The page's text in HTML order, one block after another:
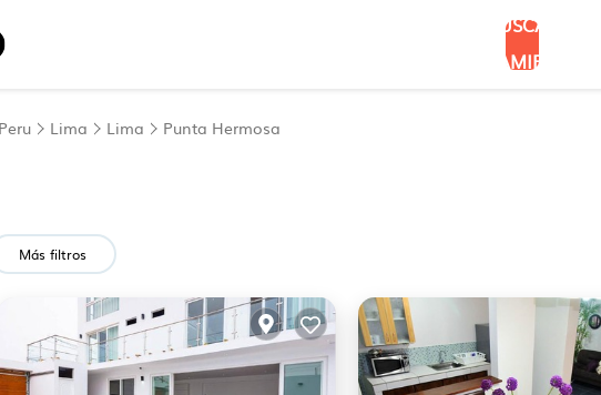
BUSCAR
ALOJAMIENTOS
Peru Lima Lima Punta Hermosa
Más filtros